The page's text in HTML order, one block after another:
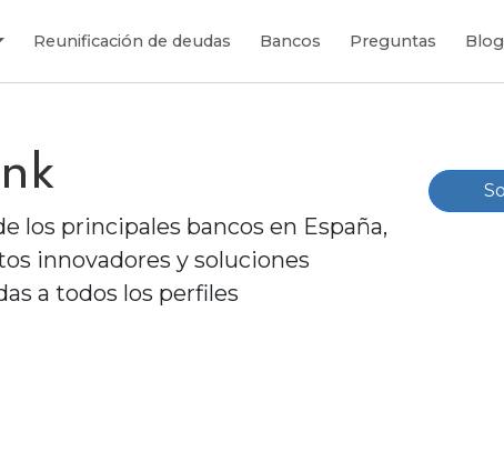
Reunificación de deudas Bancos Preguntas Blog
los principales bancos en España,
innovadores y soluciones
a todos los perfiles